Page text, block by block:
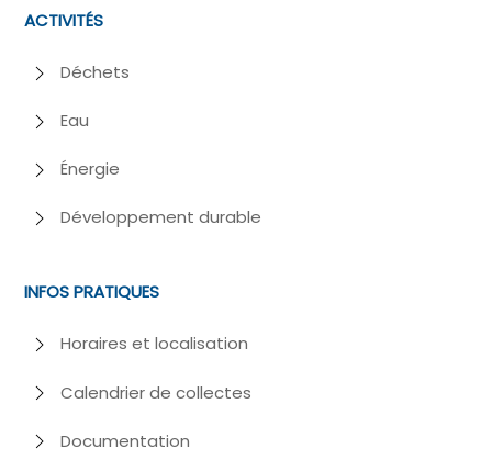
ACTIVITÉS
Déchets
Eau
Énergie
Développement durable
INFOS PRATIQUES
Horaires et localisation
Calendrier de collectes
Documentation